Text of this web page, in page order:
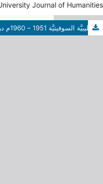
العلاقات الليبيَّة السوفيتيَّة 1951 – 1960م دراسة في الوثائق البريطانيَّة والأمريكيَّة